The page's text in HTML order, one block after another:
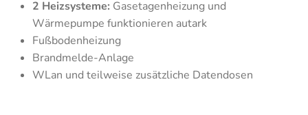
2 Heizsysteme: Gasetagenheizung und
Wärmepumpe funktionieren autark
Fußbodenheizung
Brandmelde-Anlage
WLan und teilweise zusätzliche Datendosen